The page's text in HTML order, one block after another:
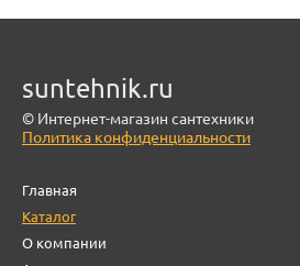
suntehnik.ru
© Интернет-магазин сантехники
Политика конфиденциальности
Главная
Каталог
О компании